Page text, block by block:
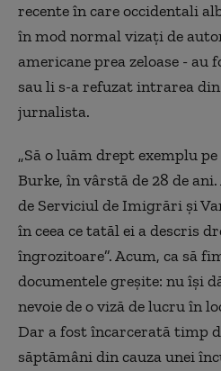
recente în care occidentali
în mod normal vizați de
americane prea zeloase -
sau li s-a refuzat intrarea
jurnalista.
„Să o luăm drept exemplu
Burke, în vârstă de 28 de
de Serviciul de Imigrări și
în ceea ce tatăl ei a descris
îngrozitoare”. Acum, ca să
documentele greșite: nu își
nevoie de o viză de lucru în
Dar a fost încarcerată timp
săptămâni din cauza unei